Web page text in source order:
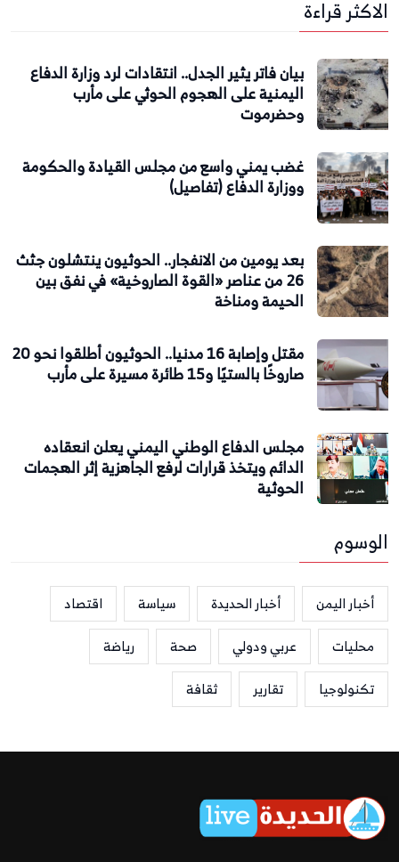
الاكثر قراءة
بيان فاتر يثير الجدل.. انتقادات لرد وزارة الدفاع
اليمنية على الهجوم الحوثي على مأرب
وحضرموت
غضب يمني واسع من مجلس القيادة والحكومة
ووزارة الدفاع (تفاصيل)
بعد يومين من الانفجار.. الحوثيون ينتشلون جثث
26 من عناصر «القوة الصاروخية» في نفق بين
الحيمة ومناخة
مقتل وإصابة 16 مدنيا.. الحوثيون أطلقوا نحو 20
صاروخًا بالستيًا و15 طائرة مسيرة على مأرب
مجلس الدفاع الوطني اليمني يعلن انعقاده
الدائم ويتخذ قرارات لرفع الجاهزية إثر الهجمات
الحوثية
الوسوم
أخبار اليمن أخبار الحديدة سياسة
اقتصاد
محليات
عربي ودولي صحة
رياضة
تكنولوجيا
تقارير ثقافة